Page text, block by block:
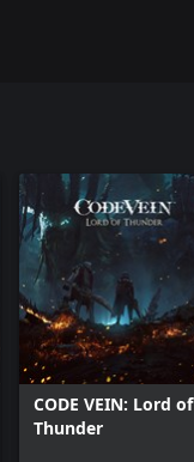
CODE VEIN: Lord of
Thunder